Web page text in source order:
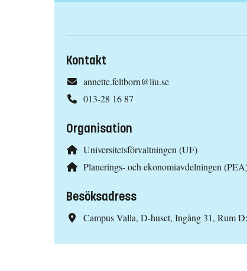
Kontakt
annette.feltborn@liu.se
013-28 16 87
Organisation
Universitetsförvaltningen (UF)
Planerings- och ekonomiavdelningen
Besöksadress
Campus Valla, D-huset, Ingång 31, Rum